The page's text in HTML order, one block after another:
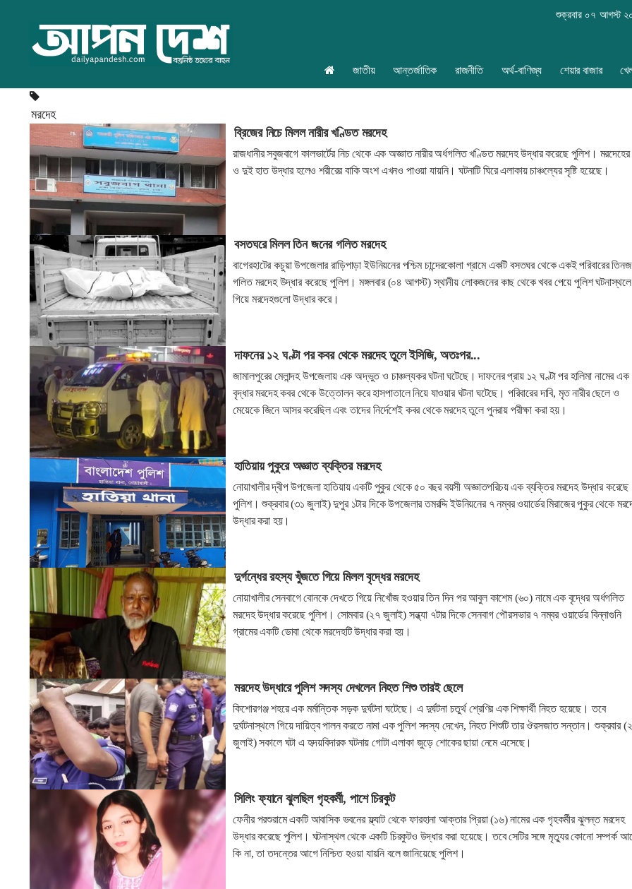
শুক্রবার ০৭ আগস্ট
জাতীয় আন্তর্জাতিক রাজনীতি অর্থ-বাণিজ্য শেয়ার বাজার
মরদেহ
ব্রিজের নিচে মিলল নারীর খণ্ডিত মরদেহ
রাজধানীর সবুজবাগে কালভার্টের নিচ থেকে এক অজ্ঞাত নারীর অর্ধগলিত খণ্ডিত মরদেহ উদ্ধার করেছে পুলিশ। মরদেহের
ও দুই হাত উদ্ধার হলেও শরীরের বাকি অংশ এখনও পাওয়া যায়নি। ঘটনাটি ঘিরে এলাকায় চাঞ্চল্যের সৃষ্টি হয়েছে।
বসতঘরে মিলল তিন জনের গলিত মরদেহ
বাগেরহাটের কচুয়া উপজেলার রাড়িপাড়া ইউনিয়নের পশ্চিম চান্দেরকোলা গ্রামে একটি বসতঘর থেকে একই পরিবারের
গলিত মরদেহ উদ্ধার করেছে পুলিশ। মঙ্গলবার (০৪ আগস্ট) স্থানীয় লোকজনের কাছ থেকে খবর পেয়ে পুলিশ ঘটনাস্থলে
গিয়ে মরদেহগুলো উদ্ধার করে।
দাফনের ১২ ঘণ্টা পর কবর থেকে মরদেহ তুলে ইসিজি, অতঃপর...
জামালপুরের মেলান্দহ উপজেলায় এক অদ্ভুত ও চাঞ্চল্যকর ঘটনা ঘটেছে। দাফনের প্রায় ১২ ঘণ্টা পর হালিমা নামের এক
বৃদ্ধার মরদেহ কবর থেকে উত্তোলন করে হাসপাতালে নিয়ে যাওয়ার ঘটনা ঘটেছে। পরিবারের দাবি, মৃত নারীর ছেলে ও
মেয়েকে জিনে আসর করেছিল এবং তাদের নির্দেশেই কবর থেকে মরদেহ তুলে পুনরায় পরীক্ষা করা হয়।
হাতিয়ায় পুকুরে অজ্ঞাত ব্যক্তির মরদেহ
নোয়াখালীর দ্বীপ উপজেলা হাতিয়ায় একটি পুকুর থেকে ৫০ বছর বয়সী অজ্ঞাতপরিচয় এক ব্যক্তির মরদেহ উদ্ধার করেছে
পুলিশ। শুক্রবার (৩১ জুলাই) দুপুর ১টার দিকে উপজেলার তমরদ্দি ইউনিয়নের ৭ নম্বর ওয়ার্ডের মিরাজের পুকুর থেকে
উদ্ধার করা হয়।
দুর্গন্ধের রহস্য খুঁজতে গিয়ে মিলল বৃদ্ধের মরদেহ
নোয়াখালীর সেনবাগে বোনকে দেখতে গিয়ে নিখোঁজ হওয়ার তিন দিন পর আবুল কাশেম (৬০) নামে এক বৃদ্ধের অর্ধগলিত
মরদেহ উদ্ধার করেছে পুলিশ। সোমবার (২৭ জুলাই) সন্ধ্যা ৭টার দিকে সেনবাগ পৌরসভার ৭ নম্বর ওয়ার্ডের বিন্নাগুনি
গ্রামের একটি ডোবা থেকে মরদেহটি উদ্ধার করা হয়।
মরদেহ উদ্ধারে পুলিশ সদস্য দেখলেন নিহত শিশু তারই ছেলে
কিশোরগঞ্জ শহরে এক মর্মান্তিক সড়ক দুর্ঘটনা ঘটেছে। এ দুর্ঘটনা চতুর্থ শ্রেণির এক শিক্ষার্থী নিহত হয়েছে। তবে
দুর্ঘটনাস্থলে গিয়ে দায়িত্ব পালন করতে নামা এক পুলিশ সদস্য দেখেন, নিহত শিশুটি তার ঔরসজাত সন্তান। শুক্রবার
জুলাই) সকালে ঘটা এ হৃদয়বিদারক ঘটনায় গোটা এলাকা জুড়ে শোকের ছায়া নেমে এসেছে।
সিলিং ফ্যানে ঝুলছিল গৃহকর্মী, পাশে চিরকুট
ফেনীর পরশুরামে একটি আবাসিক ভবনের ফ্ল্যাট থেকে ফারহানা আক্তার প্রিয়া (১৬) নামের এক গৃহকর্মীর ঝুলন্ত মরদেহ
উদ্ধার করেছে পুলিশ। ঘটনাস্থল থেকে একটি চিরকুটও উদ্ধার করা হয়েছে। তবে সেটির সঙ্গে মৃত্যুর কোনো সম্পর্ক
কি না, তা তদন্তের আগে নিশ্চিত হওয়া যায়নি বলে জানিয়েছে পুলিশ।